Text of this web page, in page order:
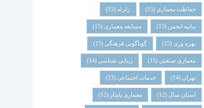
حفاظت معماری (15) زلزله (15)
بیانیه انجمن (15) مسابقه معماری (15)
بهره وری (15) گوناگونی فرهنگی (15)
معماری صنعتی (15) زیبایی شناسی (14)
تهران (14) خدمات اجتماعی (13)
استان سال (12) معماری پایدار (12)